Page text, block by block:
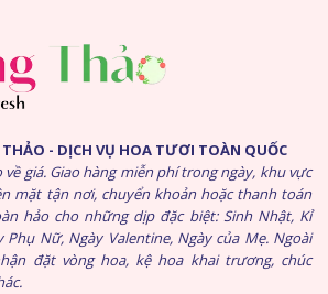
- DỊCH VỤ HOA TƯƠI TOÀN QUỐC
giá. Giao hàng miễn phí trong ngày, khu vực
mặt tận nơi, chuyển khoản hoặc thanh toán
hảo cho những dịp đặc biệt: Sinh Nhật, Kỉ
Phụ Nữ, Ngày Valentine, Ngày của Mẹ. Ngoài
đặt vòng hoa, kệ hoa khai trương, chúc